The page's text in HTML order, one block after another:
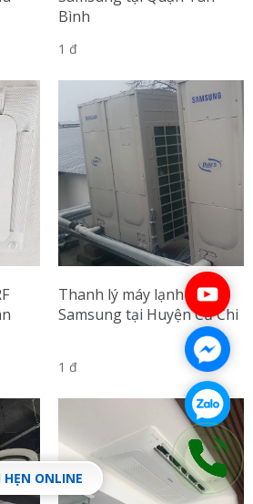
Bình
1 đ
Thanh lý máy lạnh VRF
Samsung tại Huyện Củ Chi
1 đ
ONLINE